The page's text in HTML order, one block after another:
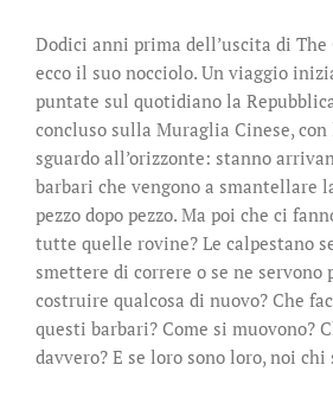
Dodici anni prima dell’uscita di The
ecco il suo nocciolo. Un viaggio
puntate sul quotidiano la
concluso sulla Muraglia Cinese, con
sguardo all’orizzonte: stanno
barbari che vengono a smantellare
pezzo dopo pezzo. Ma poi che ci
tutte quelle rovine? Le calpestano
smettere di correre o se ne servono
costruire qualcosa di nuovo? Che
questi barbari? Come si muovono?
davvero? E se loro sono loro, noi chi